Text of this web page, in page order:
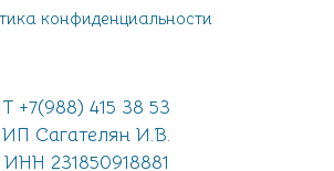
конфиденциальности
Т +7(988) 415 38 53
ИП Сагателян И.В.
ИНН 231850918881